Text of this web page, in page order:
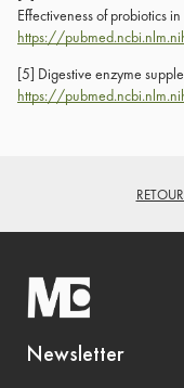
Effectiveness of probiotics in
https://
[5] Digestive enzyme
https://
Newsletter